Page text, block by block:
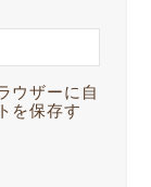
ウザーに自
を保存す